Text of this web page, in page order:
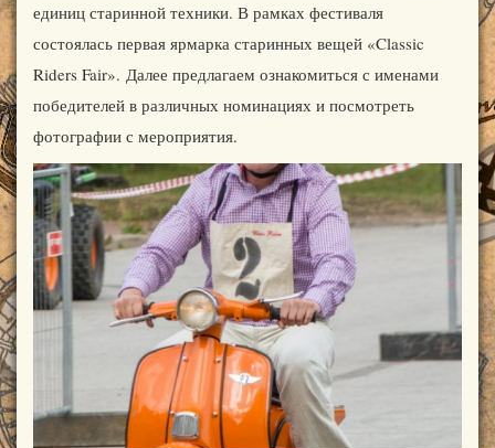
единиц старинной техники. В рамках фестиваля
состоялась первая ярмарка старинных вещей «Classic
Riders Fair». Далее предлагаем ознакомиться с именами
победителей в различных номинациях и посмотреть
фотографии с мероприятия.